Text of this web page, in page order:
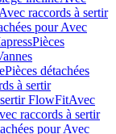
raccords à sertir
pour Avec
Pièces
Pièces détachées
à sertir
sertir FlowFitAvec
raccords à sertir
pour Avec